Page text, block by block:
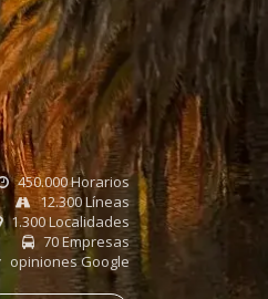
450.000 Horarios
12.300 Líneas
1.300 Localidades
70 Empresas
opiniones Google